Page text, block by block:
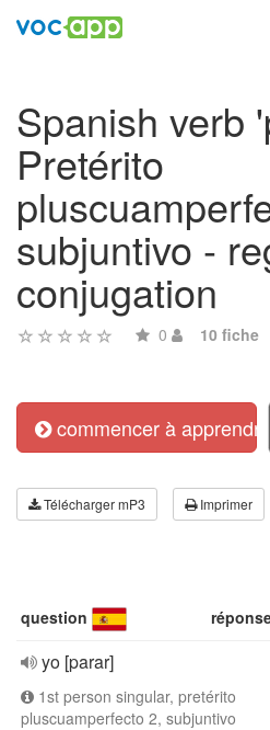
Spanish verb
Pretérito
subjuntivo -
conjugation
0 10 fiche
commencer à apprendre
Télécharger mP3 Imprimer
question
yo [parar]
1st person singular, pretérito
pluscuamperfecto 2, subjuntivo